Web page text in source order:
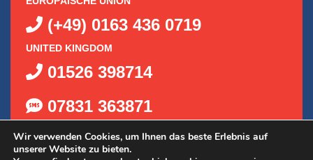
(+49) 0163 436 0719
UNITED KINGDOM
01526 398714
07831 363871
Wir verwenden Cookies, um Ihnen das beste Erlebnis auf
unserer Website zu bieten.